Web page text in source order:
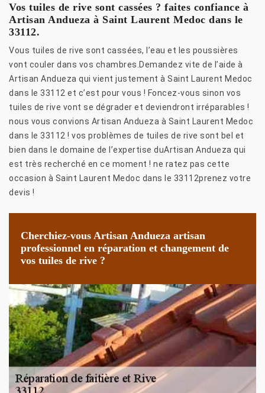
Vos tuiles de rive sont cassées ? faites confiance à
Artisan Andueza à Saint Laurent Medoc dans le
33112.
Vous tuiles de rive sont cassées, l’eau et les poussières
vont couler dans vos chambres.Demandez vite de l’aide à
Artisan Andueza qui vient justement à Saint Laurent Medoc
dans le 33112 et c’est pour vous ! Foncez-vous sinon vos
tuiles de rive vont se dégrader et deviendront irréparables !
nous vous convions Artisan Andueza à Saint Laurent Medoc
dans le 33112 ! vos problèmes de tuiles de rive sont bel et
bien dans le domaine de l’expertise duArtisan Andueza qui
est très recherché en ce moment ! ne ratez pas cette
occasion à Saint Laurent Medoc dans le 33112prenez votre
devis !
Cherchiez-vous Artisan Andueza artisan
professionnel en réparation et changement de
vos tuiles de rive ?